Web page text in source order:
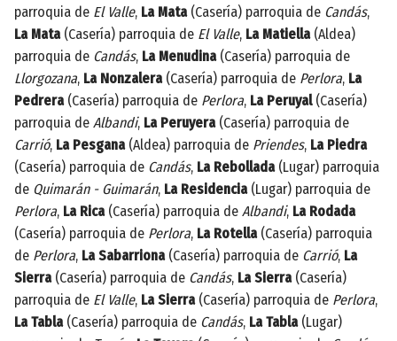
parroquia de El Valle, La Mata(Casería) parroquia de Candás,
La Mata(Casería) parroquia de El Valle, La Matiella(Aldea)
parroquia de Candás, La Menudina(Casería) parroquia de
Llorgozana, La Nonzalera(Casería) parroquia de Perlora, La
Pedrera(Casería) parroquia de Perlora, La Peruyal(Casería)
parroquia de Albandi, La Peruyera(Casería) parroquia de
Carrió, La Pesgana(Aldea) parroquia de Priendes, La Piedra
(Casería) parroquia de Candás, La Rebollada(Lugar) parroquia
de Quimarán - Guimarán, La Residencia(Lugar) parroquia de
Perlora, La Rica(Casería) parroquia de Albandi, La Rodada
(Casería) parroquia de Perlora, La Rotella(Casería) parroquia
de Perlora, La Sabarriona(Casería) parroquia de Carrió, La
Sierra(Casería) parroquia de Candás, La Sierra(Casería)
parroquia de El Valle, La Sierra(Casería) parroquia de Perlora,
La Tabla(Casería) parroquia de Candás, La Tabla(Lugar)